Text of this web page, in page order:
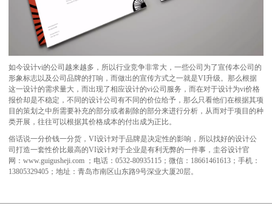
如今设计vi的公司越来越多，所以行业竞争非常大，一些公司为了宣传本公司的
形象标志以及公司品牌的打响，而做出的宣传方式之一就是VI升级。那么根据
这一设计的需求量大，而出现了相应设计的vi公司服务，而在对于设计为vi价格
报价却是不稳定，不同的设计公司有不同的价位给予，那么只看他们在根据其项
目的策划之中所需要补充的部分或者剔除的部分来进行分析，从而对于项目的种
类开展，往往可以根据其价格成本的付出成为正比。
俗话说一分价钱一分货，VI设计对于品牌是决定性的影响，所以找好的设计公
司打造一套性价比最高的VI设计对于企业是有利无弊的一件事，圭谷设计官
网：www.guigusheji.com ；电话：0532-80935115；微信：18661461613；手机：
13805329405；地址：青岛市南区山东路9号深业大厦20层。